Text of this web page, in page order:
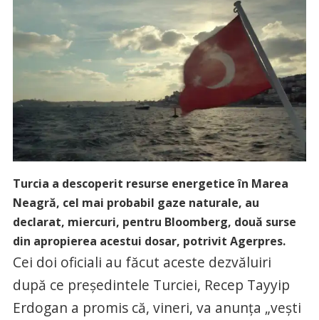
Turcia a descoperit resurse energetice în Marea
Neagră, cel mai probabil gaze naturale, au
declarat, miercuri, pentru Bloomberg, două surse
din apropierea acestui dosar, potrivit Agerpres.
Cei doi oficiali au făcut aceste dezvăluiri
după ce preşedintele Turciei, Recep Tayyip
Erdogan a promis că, vineri, va anunţa „veşti